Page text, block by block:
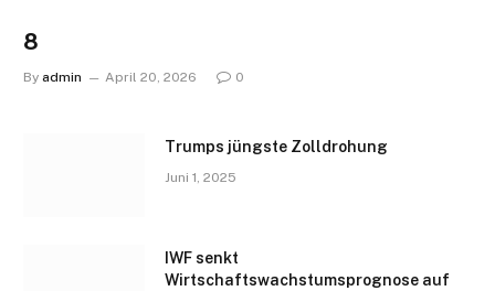
8
By admin April 20, 2026 0
Trumps jüngste Zolldrohung
Juni 1, 2025
IWF senkt
Wirtschaftswachstumsprognose auf